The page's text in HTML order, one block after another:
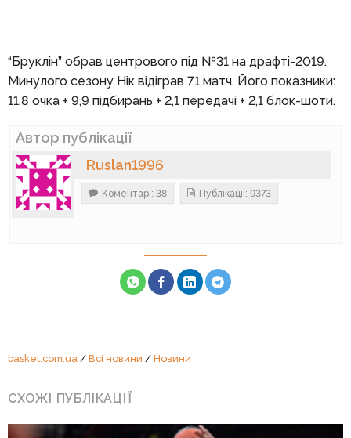
“Бруклін” обрав центрового під №31 на драфті-2019.
Минулого сезону Нік відіграв 71 матч. Його показники:
11,8 очка + 9,9 підбирань + 2,1 передачі + 2,1 блок-шоти.
Автор публікації
Ruslan1996
Коментарі: 38 Публікації: 9373
basket.com.ua / Всі новини / Новини
СХОЖІ ПУБЛІКАЦІЇ